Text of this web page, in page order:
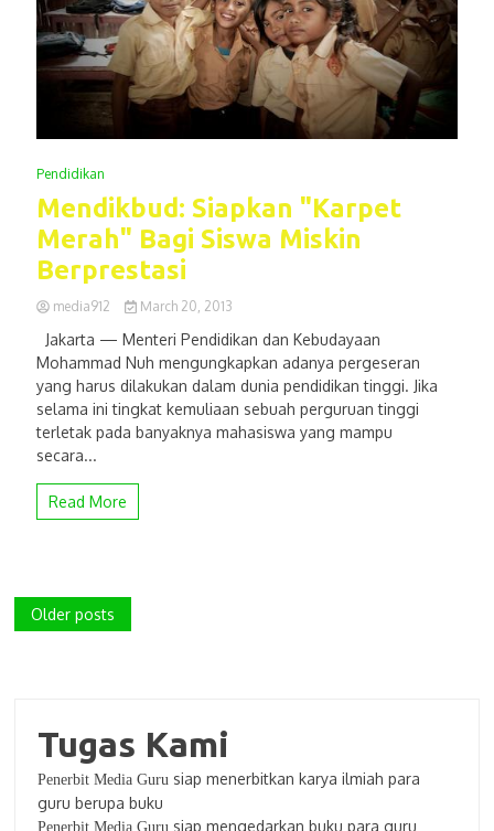
Pendidikan
Mendikbud: Siapkan "Karpet
Merah" Bagi Siswa Miskin
Berprestasi
media912 March 20, 2013
Jakarta — Menteri Pendidikan dan Kebudayaan
Mohammad Nuh mengungkapkan adanya pergeseran
yang harus dilakukan dalam dunia pendidikan tinggi. Jika
selama ini tingkat kemuliaan sebuah perguruan tinggi
terletak pada banyaknya mahasiswa yang mampu
secara...
Read More
Posts
Older posts
Tugas Kami
Penerbit Media Guru siap menerbitkan karya ilmiah para
guru berupa buku
Penerbit Media Guru siap mengedarkan buku para guru